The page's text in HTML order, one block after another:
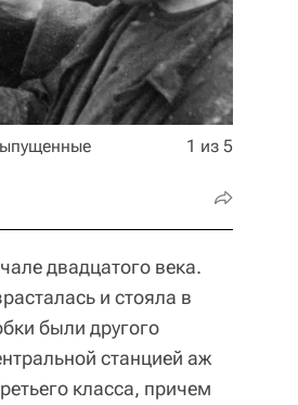
1 из 5
двадцатого века.
и стояла в
были другого
станцией аж
класса, причем